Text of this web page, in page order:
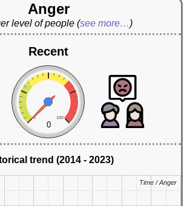
Anger
level of people (see more…)
Recent
0 100
0
trend (2014 - 2023)
Time / Anger
Time / Anger